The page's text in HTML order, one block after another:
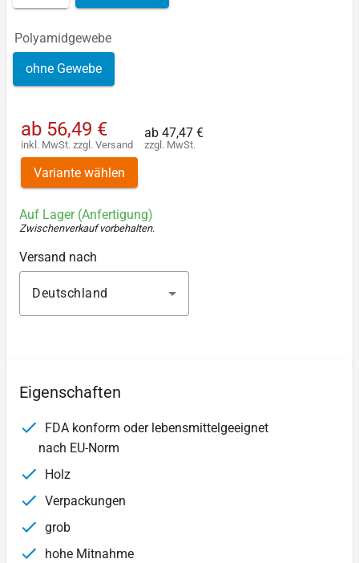
Polyamidgewebe
ohne Gewebe
ab 56,49 €
inkl. MwSt. zzgl. Versand
ab 47,47 €
zzgl. MwSt.
Variante wählen
Auf Lager (Anfertigung)
Zwischenverkauf vorbehalten.
Versand nach
Deutschland
Eigenschaften
FDA konform oder lebensmittelgeeignet
nach EU-Norm
Holz
Verpackungen
grob
hohe Mitnahme